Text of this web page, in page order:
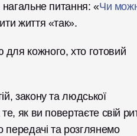
нагальне питання: «Чи
життя «так».
кожного, хто готовий
закону та людської
як ви повертаєте свій
передачі та розглянемо